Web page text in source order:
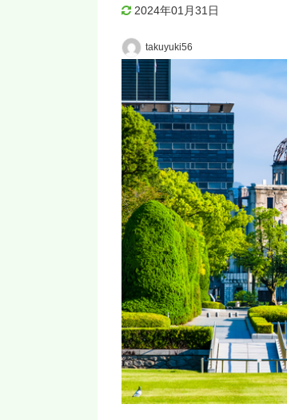
2024年01月31日
takuyuki56